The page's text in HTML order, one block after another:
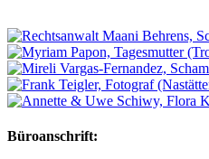
Büroanschrift: